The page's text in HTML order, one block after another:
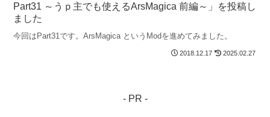
Part31 ～うｐ主でも使えるArsMagica 前編～」を投稿し
ました
今回はPart31です。ArsMagica というModを進めてみました。
2018.12.17 2025.02.27
- PR -